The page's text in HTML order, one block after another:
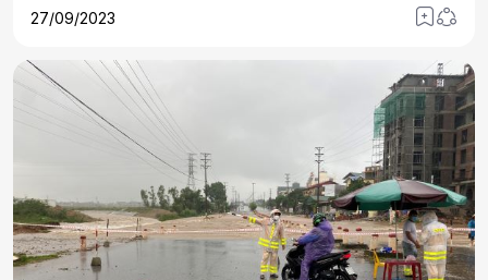
hội khoá XV.
27/09/2023